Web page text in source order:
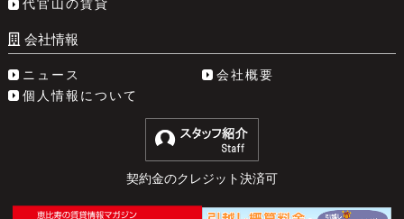
代官山の賃貸
会社情報
ニュース
会社概要
個人情報について
契約金のクレジット決済可